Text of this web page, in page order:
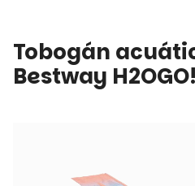
Tobogán
Bestway